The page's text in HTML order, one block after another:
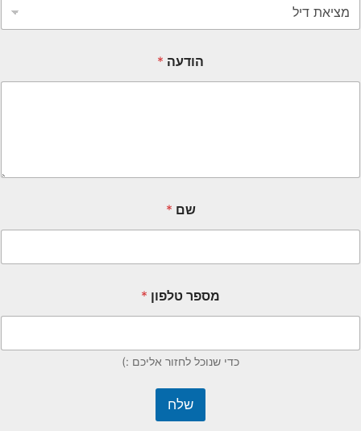
הודעה *
שם *
מספר טלפון *
כדי שנוכל לחזור אליכם :)
שלח